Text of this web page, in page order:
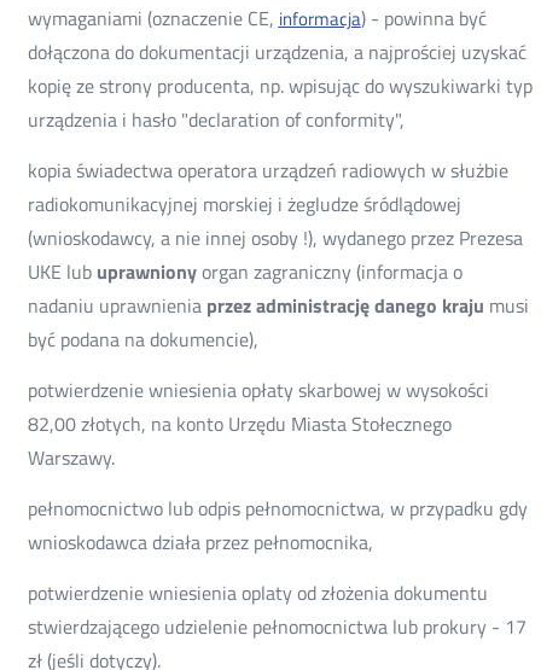
wymaganiami (oznaczenie CE, informacja) - powinna być
dołączona do dokumentacji urządzenia, a najprościej uzyskać
kopię ze strony producenta, np. wpisując do wyszukiwarki typ
urządzenia i hasło "declaration of conformity",
kopia świadectwa operatora urządzeń radiowych w służbie
radiokomunikacyjnej morskiej i żegludze śródlądowej
(wnioskodawcy, a nie innej osoby !), wydanego przez Prezesa
UKE lub uprawnionyorgan zagraniczny (informacja o
nadaniu uprawnienia przez administrację danego kraju musi
być podana na dokumencie),
potwierdzenie wniesienia opłaty skarbowej w wysokości
82,00 złotych, na konto Urzędu Miasta Stołecznego
Warszawy.
pełnomocnictwo lub odpis pełnomocnictwa, w przypadku gdy
wnioskodawca działa przez pełnomocnika,
potwierdzenie wniesienia oplaty od złożenia dokumentu
stwierdzającego udzielenie pełnomocnictwa lub prokury - 17
zł (jeśli dotyczy).